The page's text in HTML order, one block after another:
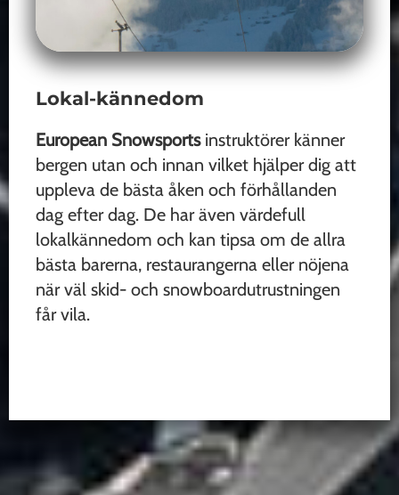
Lokal-kännedom
European Snowsportsinstruktörer känner
bergen utan och innan vilket hjälper dig att
uppleva de bästa åken och förhållanden
dag efter dag. De har även värdefull
lokalkännedom och kan tipsa om de allra
bästa barerna, restaurangerna eller nöjena
när väl skid- och snowboardutrustningen
får vila.